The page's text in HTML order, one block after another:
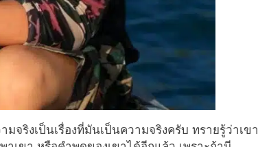
จริงเป็นเรื่องที่มันเป็นความจริงครับ ทรายรู้ว่าเขา